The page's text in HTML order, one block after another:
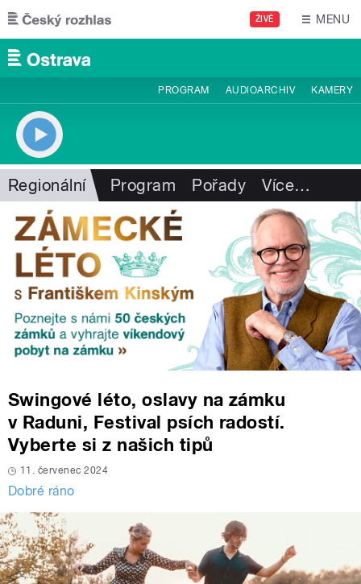
Přejít k hlavnímu obsahu
ŽIVĚ MENU
PROGRAM AUDIOARCHIV KAMERY
Regionální Program Pořady Více…
Swingové léto, oslavy na zámku
v Raduni, Festival psích radostí.
Vyberte si z našich tipů
11. červenec 2024
Dobré ráno